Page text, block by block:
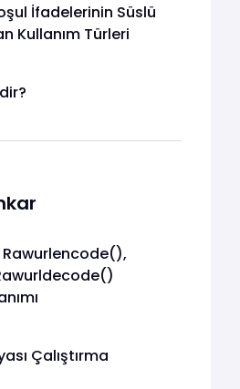
İfadelerinin Süslü
Kullanım Türleri
Rawurlencode(),
Çalıştırma